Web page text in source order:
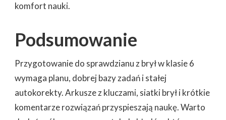
komfort nauki.
Podsumowanie
Przygotowanie do sprawdzianu z brył w klasie 6
wymaga planu, dobrej bazy zadań i stałej
autokorekty. Arkusze z kluczami, siatki brył i krótkie
komentarze rozwiązań przyspieszają naukę. Warto